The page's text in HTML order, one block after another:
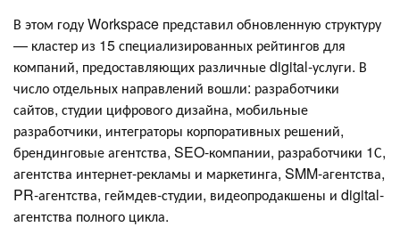
В этом году Workspace представил обновленную структуру
— кластер из 15 специализированных рейтингов для
компаний, предоставляющих различные digital-услуги. В
число отдельных направлений вошли: разработчики
сайтов, студии цифрового дизайна, мобильные
разработчики, интеграторы корпоративных решений,
брендинговые агентства, SEO-компании, разработчики 1С,
агентства интернет-рекламы и маркетинга, SMM-агентства,
PR-агентства, геймдев-студии, видеопродакшены и digital-
агентства полного цикла.